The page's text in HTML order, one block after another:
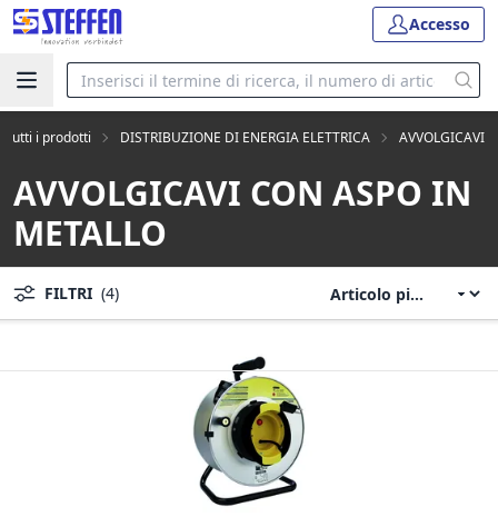
Accesso
Tutti i prodotti DISTRIBUZIONE DI ENERGIA ELETTRICA AVVOLGICAVI
AVVOLGICAVI CON ASPO IN
METALLO
FILTRI (4)